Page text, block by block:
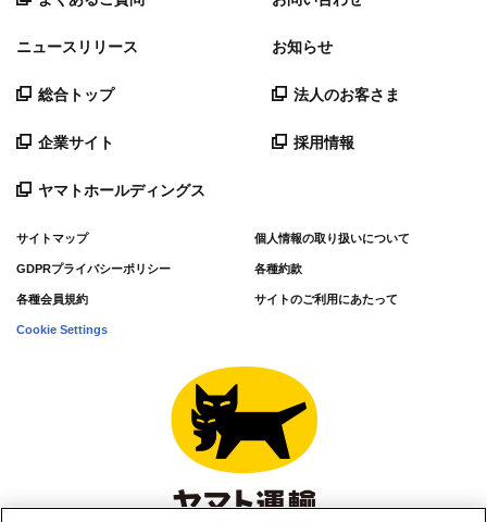
ニュースリリース お知らせ
総合トップ 法人のお客さま
企業サイト 採用情報
ヤマトホールディングス
サイトマップ 個人情報の取り扱いについて
GDPRプライバシーポリシー 各種約款
各種会員規約 サイトのご利用にあたって
Cookie Settings